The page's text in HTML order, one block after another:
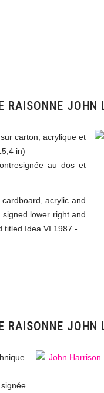
RAISONNE JOHN
carton, acrylique et
in)
au dos et
acrylic and
lower right and
titled Idea VI 1987 -
RAISONNE JOHN